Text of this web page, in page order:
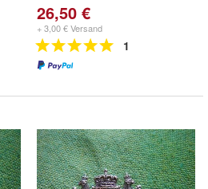
26,50 €
+ 3,00 € Versand
1